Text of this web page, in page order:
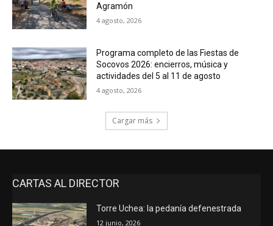
Agramón
4 agosto, 2026
Programa completo de las Fiestas de
Socovos 2026: encierros, música y
actividades del 5 al 11 de agosto
4 agosto, 2026
Cargar más
CARTAS AL DIRECTOR
Torre Uchea: la pedanía defenestrada
12 junio, 2026